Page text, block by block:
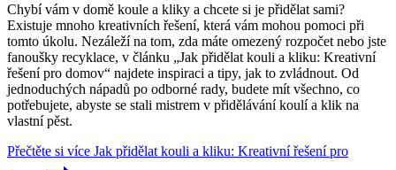
Chybí vám v domě koule a kliky a chcete si je přidělat sami?
Existuje mnoho kreativních řešení, která vám mohou pomoci při
tomto úkolu. Nezáleží na tom, zda máte omezený rozpočet nebo jste
fanoušky recyklace, v článku „Jak přidělat kouli a kliku: Kreativní
řešení pro domov“ najdete inspiraci a tipy, jak to zvládnout. Od
jednoduchých nápadů po odborné rady, budete mít všechno, co
potřebujete, abyste se stali mistrem v přidělávání koulí a klik na
vlastní pěst.
Přečtěte si více Jak přidělat kouli a kliku: Kreativní řešení pro